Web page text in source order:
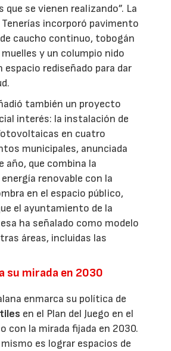
se vienen realizando”. La
incorporó pavimento
caucho continuo, tobogán
y un columpio nido
espacio rediseñado para dar
también un proyecto
interés: la instalación de
en cuatro
municipales, anunciada
año, que combina la
renovable con la
en el espacio público,
el ayuntamiento de la
ha señalado como modelo
áreas, incluidas las
su mirada en 2030
enmarca su política de
en el Plan del Juego en el
con la mirada fijada en 2030.
es lograr espacios de